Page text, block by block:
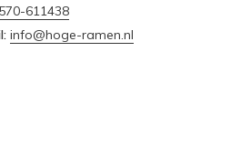
611438
info@hoge-ramen.nl